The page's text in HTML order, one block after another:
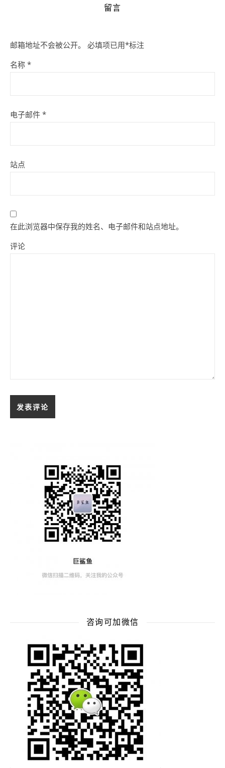
留言
邮箱地址不会被公开。 必填项已用*标注
名称 *
电子邮件 *
站点
在此浏览器中保存我的姓名、电子邮件和站点地址。
评论
咨询可加微信